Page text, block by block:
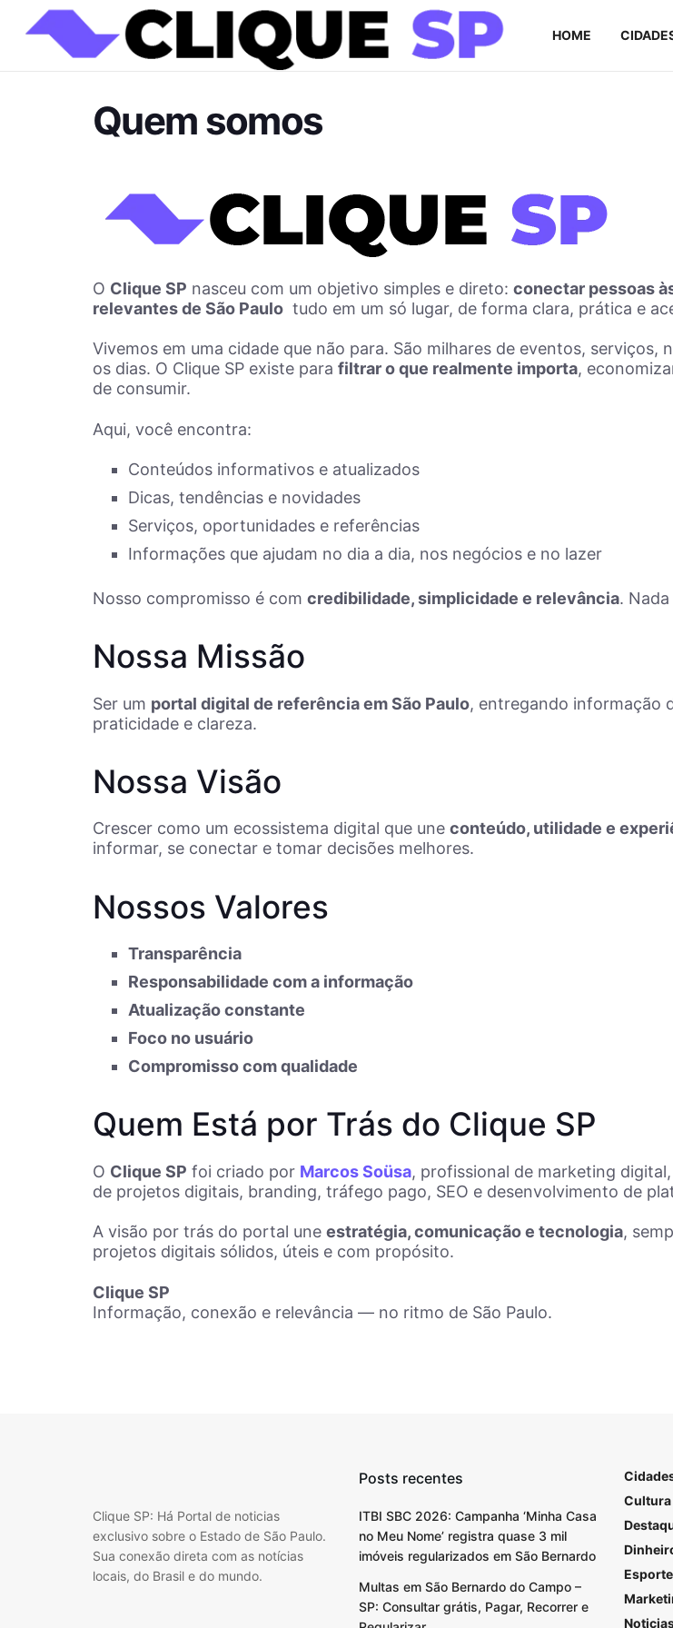
HOME
Quem somos
O Clique SP nasceu com um objetivo simples e direto: conectar pessoas
relevantes de São Paulo tudo em um só lugar, de forma clara, prática e
Vivemos em uma cidade que não para. São milhares de eventos,
os dias. O Clique SP existe para filtrar o que realmente importa,
de consumir.
Aqui, você encontra:
Conteúdos informativos e atualizados
Dicas, tendências e novidades
Serviços, oportunidades e referências
Informações que ajudam no dia a dia, nos negócios e no lazer
Nosso compromisso é com credibilidade, simplicidade e relevância.
Nossa Missão
Ser um portal digital de referência em São Paulo, entregando informação
praticidade e clareza.
Nossa Visão
Crescer como um ecossistema digital que une conteúdo, utilidade e
informar, se conectar e tomar decisões melhores.
Nossos Valores
Transparência
Responsabilidade com a informação
Atualização constante
Foco no usuário
Compromisso com qualidade
Quem Está por Trás do Clique SP
O Clique SP foi criado por Marcos Soüsa, profissional de marketing
de projetos digitais, branding, tráfego pago, SEO e desenvolvimento de
A visão por trás do portal une estratégia, comunicação e tecnologia,
projetos digitais sólidos, úteis e com propósito.
Clique SP
Informação, conexão e relevância — no ritmo de São Paulo.
Clique SP: Há Portal de noticias
exclusivo sobre o Estado de São Paulo.
Sua conexão direta com as notícias
locais, do Brasil e do mundo.
Posts recentes
ITBI SBC 2026: Campanha ‘Minha Casa
no Meu Nome’ registra quase 3 mil
imóveis regularizados em São Bernardo
Multas em São Bernardo do Campo –
SP: Consultar grátis, Pagar, Recorrer e
Cultura